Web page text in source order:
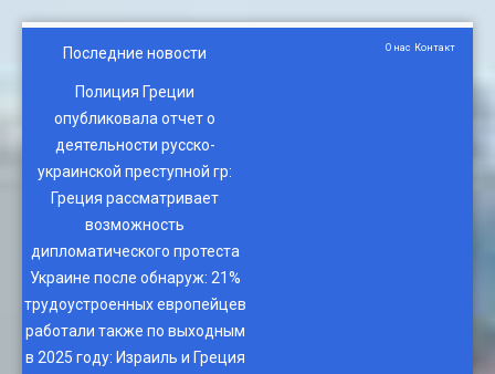
Последние новости
Полиция Греции
опубликовала отчет о
деятельности русско-
украинской преступной гр:
Греция рассматривает
возможность
дипломатического протеста
Украине после обнаруж: 21%
трудоустроенных европейцев
работали также по выходным
в 2025 году: Израиль и Греция
О нас Контакт